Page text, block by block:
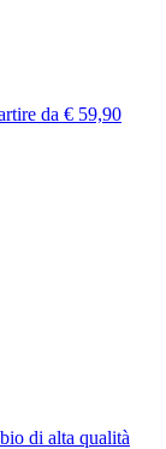
da € 59,90
di alta qualità